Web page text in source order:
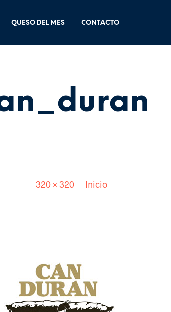
QUESO DEL MES CONTACTO
. Size:320 × 320 Inicio